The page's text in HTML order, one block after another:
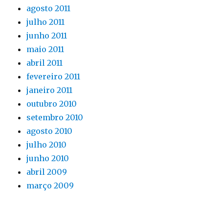
agosto 2011
julho 2011
junho 2011
maio 2011
abril 2011
fevereiro 2011
janeiro 2011
outubro 2010
setembro 2010
agosto 2010
julho 2010
junho 2010
abril 2009
março 2009